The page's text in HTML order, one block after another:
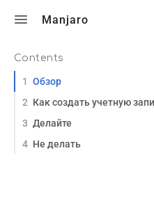
Manjaro
Contents
1
Обзор
2 Как создать учетную
3 Делайте
4 Не делать